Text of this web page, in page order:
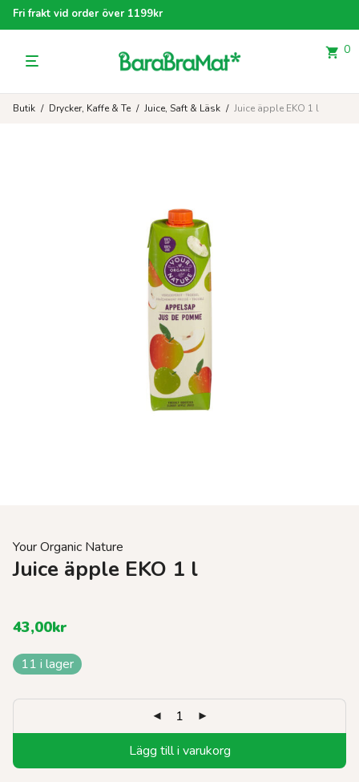
Fri frakt vid order över 1199kr
0
Butik / Drycker, Kaffe & Te / Juice, Saft & Läsk / Juice äpple EKO 1 l
Your Organic Nature
Juice äpple EKO 1 l
43,00kr
11 i lager
Lägg till i varukorg